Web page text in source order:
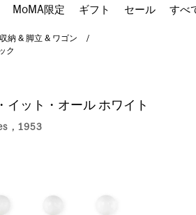
MoMA限定 ギフト セール すべ
収納 & 脚立 & ワゴン
ク
イット・オール ホワイト
，1953